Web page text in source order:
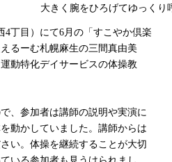
大きく腕をひろげてゆっくり
4丁目）にて6月の「すこやか倶楽
るーむ札幌麻生の三間真由美
動特化デイサービスの体操教
、参加者は講師の説明や実演に
動かしていました。講師からは
い。体操を継続することが大切
いる参加者も見うけられまし